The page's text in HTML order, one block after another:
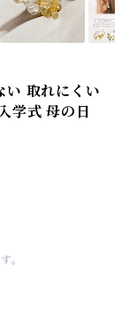
い 取れにくい
学式 母の日
。